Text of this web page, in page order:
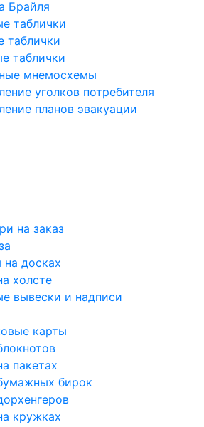
Брайля
таблички
таблички
таблички
мнемосхемы
уголков потребителя
планов эвакуации
на заказ
на досках
холсте
вывески и надписи
карты
пакетах
бирок
кружках